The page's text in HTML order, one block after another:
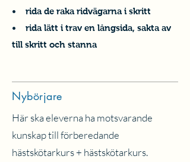
• rida de raka ridvägarna i skritt
• rida lätt i trav en långsida, sakta av
till skritt och stanna
Nybörjare
Här ska eleverna ha motsvarande
kunskap till förberedande
hästskötarkurs + hästskötarkurs.